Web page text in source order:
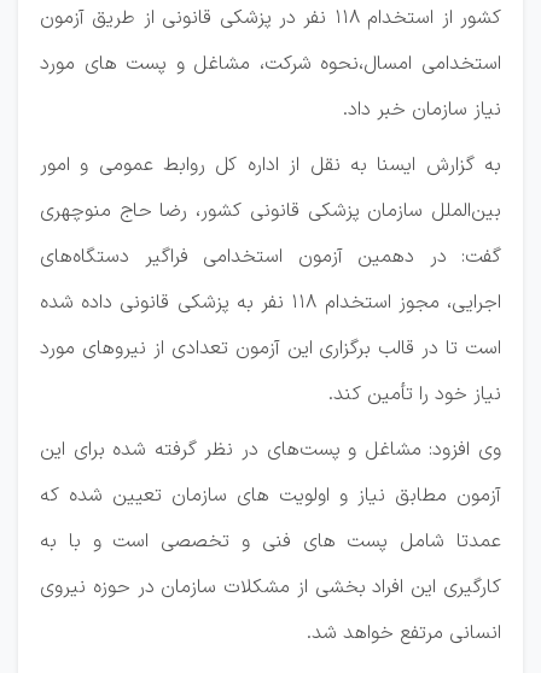
کشور از استخدام ۱۱۸ نفر در پزشکی قانونی از طریق آزمون
استخدامی امسال،نحوه شرکت، مشاغل و پست های مورد
نیاز سازمان خبر داد.
به گزارش ایسنا به نقل از اداره کل روابط عمومی و امور
بین‌الملل سازمان پزشکی قانونی کشور، رضا حاج منوچهری
گفت: در دهمین آزمون استخدامی فراگیر دستگاه‌های
اجرایی، مجوز استخدام ۱۱۸ نفر به پزشکی قانونی داده شده
است تا در قالب برگزاری این آزمون تعدادی از نیروهای مورد
نیاز خود را تأمین کند.
وی افزود: مشاغل و پست‌های در نظر گرفته شده برای این
آزمون مطابق نیاز و اولویت های سازمان تعیین شده که
عمدتا شامل پست های فنی و تخصصی است و با به
کارگیری این افراد بخشی از مشکلات سازمان در حوزه نیروی
انسانی مرتفع خواهد شد.